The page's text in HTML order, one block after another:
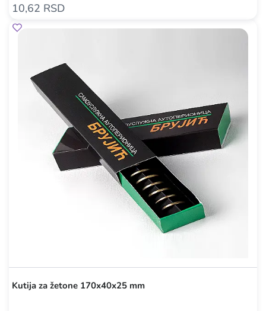
10,62 RSD
Kutija za žetone 170x40x25 mm